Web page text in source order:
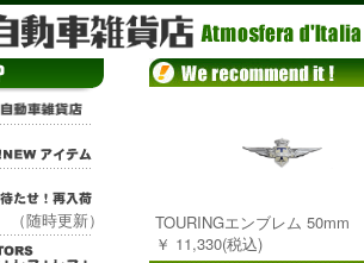
（随時更新）
TOURINGエンブレム 50mm
￥ 11,330(税込)